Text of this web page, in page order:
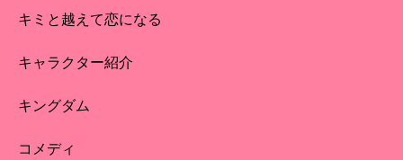
キミと越えて恋になる
キャラクター紹介
キングダム
コメディ